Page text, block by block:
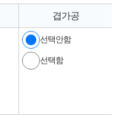
겹가공
선택안함
선택함